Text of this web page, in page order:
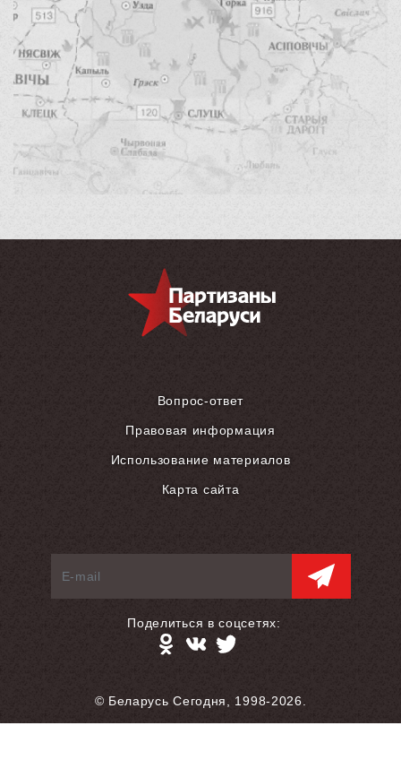
Вопрос-ответ
Правовая информация
Использование материалов
Карта сайта
© Беларусь Сегодня, 1998-2026.
Поделиться в соцсетях: